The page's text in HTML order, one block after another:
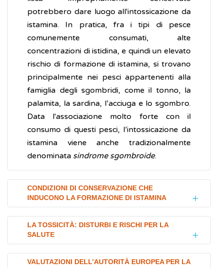
potrebbero dare luogo all'intossicazione da
istamina. In pratica, fra i tipi di pesce
comunemente consumati, alte
concentrazioni di istidina, e quindi un elevato
rischio di formazione di istamina, si trovano
principalmente nei pesci appartenenti alla
famiglia degli sgombridi, come il tonno, la
palamita, la sardina, l’acciuga e lo sgombro.
Data l'associazione molto forte con il
consumo di questi pesci, l’intossicazione da
istamina viene anche tradizionalmente
denominata sindrome sgombroide.
CONDIZIONI DI CONSERVAZIONE CHE
INDUCONO LA FORMAZIONE DI ISTAMINA
Per evitare la proliferazione batterica e la
conseguente produzione di istamina, i pesci
e conservati e scongelati a basse
LA TOSSICITÀ: DISTURBI E RISCHI PER LA
SALUTE
Nelle persone sane, l’istamina ingerita con
VALUTAZIONI DELL’AUTORITÀ EUROPEA PER LA